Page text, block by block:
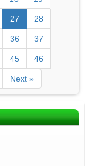
27 28
36 37
45 46
Next »